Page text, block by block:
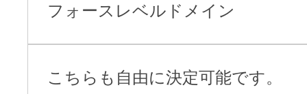
フォースレベルドメイン
こちらも自由に決定可能です。